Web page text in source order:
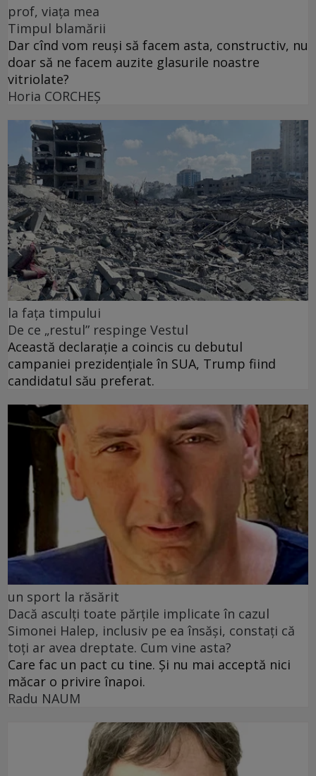
prof, viața mea
Timpul blamării
Dar cînd vom reuși să facem asta, constructiv, nu
doar să ne facem auzite glasurile noastre
vitriolate?
Horia CORCHEŞ
la fața timpului
De ce „restul” respinge Vestul
Această declarație a coincis cu debutul
campaniei prezidențiale în SUA, Trump fiind
candidatul său preferat.
un sport la răsărit
Dacă asculți toate părțile implicate în cazul
Simonei Halep, inclusiv pe ea însăși, constați că
toți ar avea dreptate. Cum vine asta?
Care fac un pact cu tine. Și nu mai acceptă nici
măcar o privire înapoi.
Radu NAUM